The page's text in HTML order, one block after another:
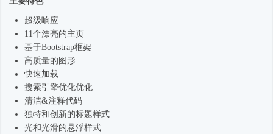
超级响应
11个漂亮的主页
基于Bootstrap框架
高质量的图形
快速加载
搜索引擎优化优化
清洁&注释代码
独特和创新的标题样式
光和光滑的悬浮样式